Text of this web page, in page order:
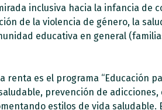
inclusiva hacia la infancia de
de la violencia de género, la
educativa en general
renta es el programa “Educación
prevención de
estilos de vida saludable.